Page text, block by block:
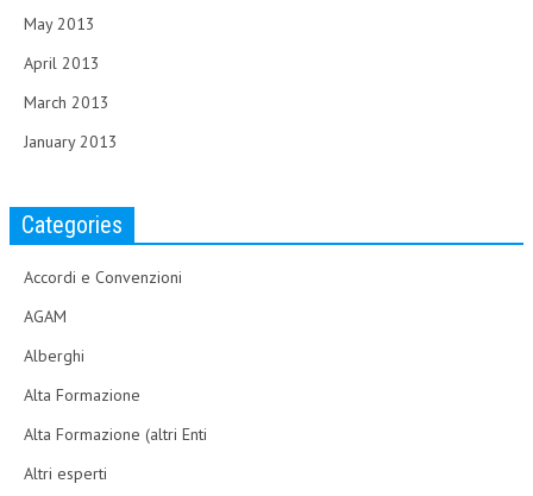
May 2013
April 2013
March 2013
January 2013
Categories
Accordi e Convenzioni
AGAM
Alberghi
Alta Formazione
Alta Formazione (altri Enti
Altri esperti